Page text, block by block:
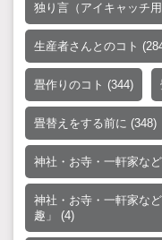
独り言（アイキャッチ用
生産者さんとのコト
畳作りのコト (344)
畳替えをする前に (348)
神社・お寺・一軒家な
神社・お寺・一軒家な
趣」
(4)